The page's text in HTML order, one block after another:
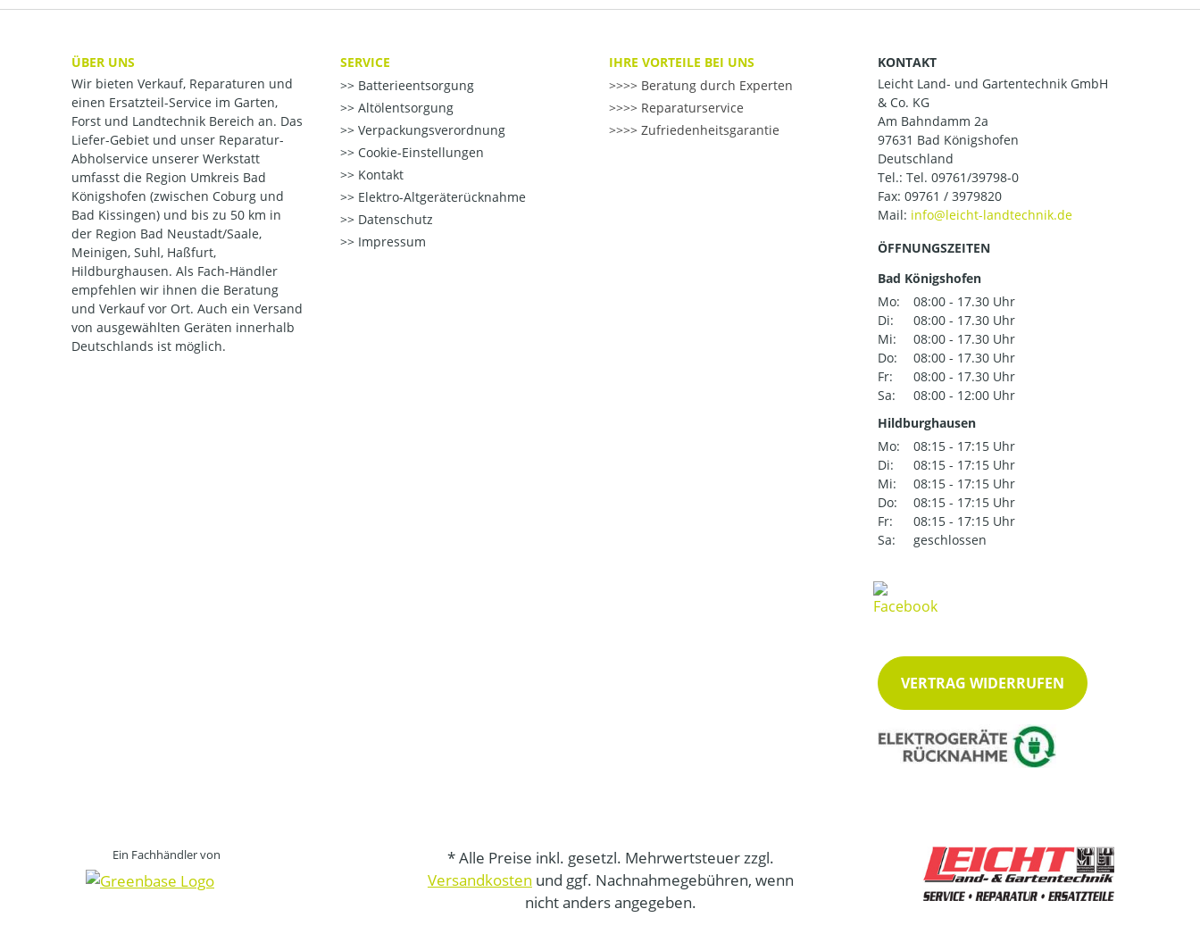
ÜBER UNS
Wir bieten Verkauf, Reparaturen und
einen Ersatzteil-Service im Garten,
Forst und Landtechnik Bereich an. Das
Liefer-Gebiet und unser Reparatur-
Abholservice unserer Werkstatt
umfasst die Region Umkreis Bad
Königshofen (zwischen Coburg und
Bad Kissingen) und bis zu 50 km in
der Region Bad Neustadt/Saale,
Meinigen, Suhl, Haßfurt,
Hildburghausen. Als Fach-Händler
empfehlen wir ihnen die Beratung
und Verkauf vor Ort. Auch ein Versand
von ausgewählten Geräten innerhalb
Deutschlands ist möglich.
SERVICE
Batterieentsorgung
Altölentsorgung
Verpackungsverordnung
Cookie-Einstellungen
Kontakt
Elektro-Altgeräterücknahme
Datenschutz
Impressum
IHRE VORTEILE BEI UNS
>> Beratung durch Experten
>> Reparaturservice
>> Zufriedenheitsgarantie
KONTAKT
Leicht Land- und Gartentechnik GmbH
& Co. KG
Am Bahndamm 2a
97631 Bad Königshofen
Deutschland
Tel.: Tel. 09761/39798-0
Fax: 09761 / 3979820
Mail:
ÖFFNUNGSZEITEN
Bad Königshofen
Mo:
08:00 - 17.30 Uhr
Di:
08:00 - 17.30 Uhr
Mi:
08:00 - 17.30 Uhr
Do:
08:00 - 17.30 Uhr
Fr:
08:00 - 17.30 Uhr
Sa:
08:00 - 12:00 Uhr
Hildburghausen
Mo:
08:15 - 17:15 Uhr
Di:
08:15 - 17:15 Uhr
Mi:
08:15 - 17:15 Uhr
Do:
08:15 - 17:15 Uhr
Fr:
08:15 - 17:15 Uhr
Sa:
geschlossen
VERTRAG WIDERRUFEN
Ein Fachhändler von
* Alle Preise inkl. gesetzl. Mehrwertsteuer zzgl.
Versandkosten und ggf. Nachnahmegebühren, wenn
nicht anders angegeben.